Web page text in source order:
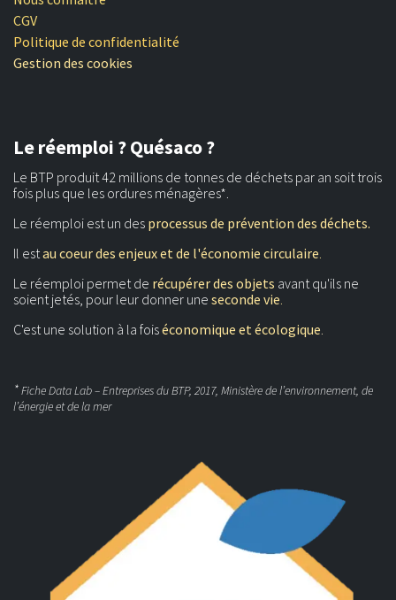
CGV
Politique de confidentialité
Gestion des cookies
Le réemploi ? Quésaco ?
Le BTP produit 42 millions de tonnes de déchets par an soit trois
fois plus que les ordures ménagères*.
Le réemploi est un des processus de prévention des déchets.
Il estau coeur des enjeux et de l'économie circulaire.
Le réemploi permet de récupérer des objets avant qu'ils ne
soient jetés, pour leur donner une seconde vie.
C'est une solution à la foiséconomique et écologique.
*Fiche Data Lab – Entreprises du BTP, 2017, Ministère de l’environnement, de
l’énergie et de la mer